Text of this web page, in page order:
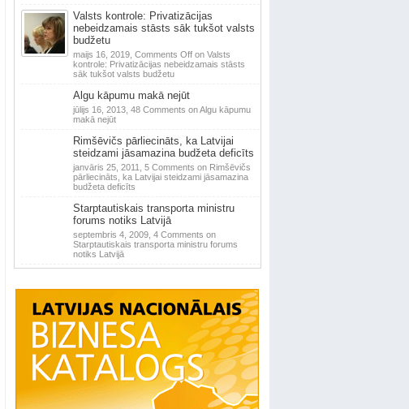
Valsts kontrole: Privatizācijas
nebeidzamais stāsts sāk tukšot valsts
budžetu
maijs 16, 2019, Comments Offon Valsts
kontrole: Privatizācijas nebeidzamais stāsts
sāk tukšot valsts budžetu
Algu kāpumu makā nejūt
jūlijs 16, 2013, 48 Comments on Algu kāpumu
makā nejūt
Rimšēvičs pārliecināts, ka Latvijai
steidzami jāsamazina budžeta deficīts
janvāris 25, 2011, 5 Comments on Rimšēvičs
pārliecināts, ka Latvijai steidzami jāsamazina
budžeta deficīts
Starptautiskais transporta ministru
forums notiks Latvijā
septembris 4, 2009, 4 Comments on
Starptautiskais transporta ministru forums
notiks Latvijā